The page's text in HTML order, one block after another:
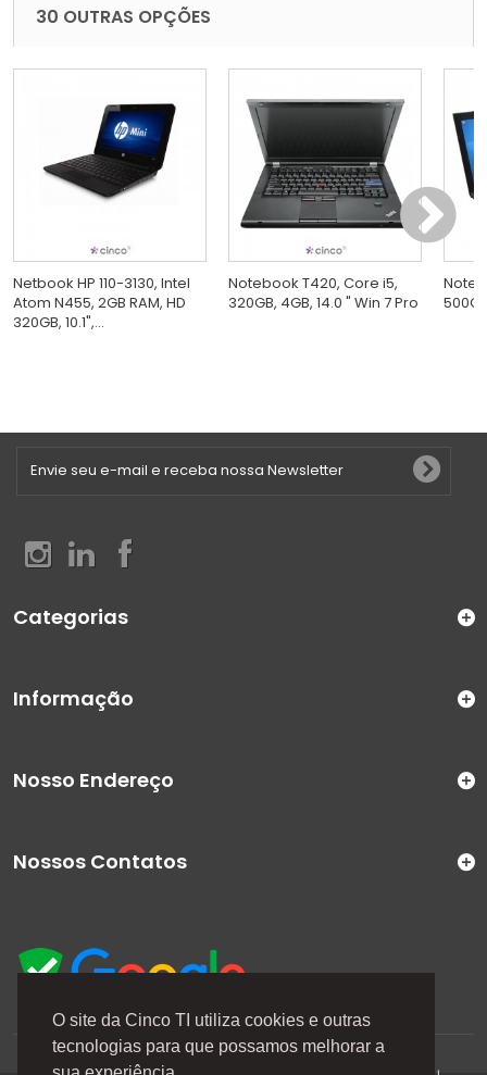
O site da Cinco TI utiliza cookies e outras
tecnologias para que possamos melhorar a
30 OUTRAS OPÇÕES
Netbook HP 110-3130, Intel
Atom N455, 2GB RAM, HD
320GB, 10.1",...
Notebook T420, Core i5,
320GB, 4GB, 14.0 " Win 7 Pro
Categorias
Informação
A Cinco TI (5TI) é uma marca registrada de CINCO TI
Nosso Endereço
Nossos Contatos